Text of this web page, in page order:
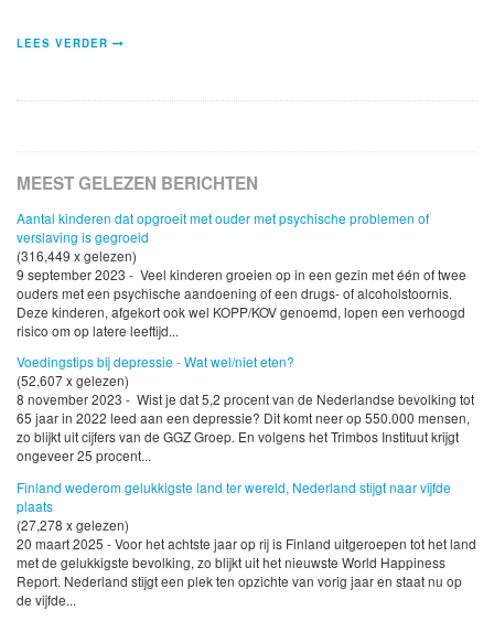
LEES VERDER
MEEST GELEZEN BERICHTEN
Aantal kinderen dat opgroeit met ouder met psychische problemen of
verslaving is gegroeid
(316,449 x gelezen)
9 september 2023 - Veel kinderen groeien op in een gezin met één of twee
ouders met een psychische aandoening of een drugs- of alcoholstoornis.
Deze kinderen, afgekort ook wel KOPP/KOV genoemd, lopen een verhoogd
risico om op latere leeftijd...
Voedingstips bij depressie - Wat wel/niet eten?
(52,607 x gelezen)
8 november 2023 - Wist je dat 5,2 procent van de Nederlandse bevolking tot
65 jaar in 2022 leed aan een depressie? Dit komt neer op 550.000 mensen,
zo blijkt uit cijfers van de GGZ Groep. En volgens het Trimbos Instituut krijgt
ongeveer 25 procent...
Finland wederom gelukkigste land ter wereld, Nederland stijgt naar vijfde
plaats
(27,278 x gelezen)
20 maart 2025 - Voor het achtste jaar op rij is Finland uitgeroepen tot het land
met de gelukkigste bevolking, zo blijkt uit het nieuwste World Happiness
Report. Nederland stijgt een plek ten opzichte van vorig jaar en staat nu op
de vijfde...